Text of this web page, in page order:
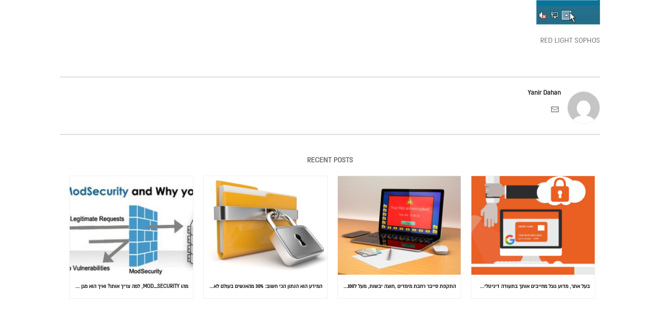
RED LIGHT SOPHOS
Yanir Dahan
RECENT POSTS
בעל אתר, מדוע גוגל מחייבים אותך בתעודה דיגיטלית (SSL) באתרך התקפת סייבר רחבת מימדים ,חוצה יבשות, מעל ל100 מדינות הותקפו ומאות אלפי מחשבים נדבקו המידע הוא הנתון הכי חשוב: 30% מהאנשים בעולם לא גיבו אף פעם מהו MOD_SECURITY, למה צריך אותו? ואיך הוא מגן על אתרכם….